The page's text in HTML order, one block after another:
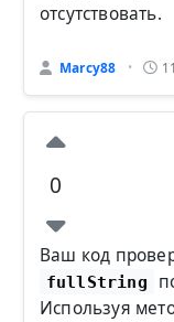
отсутствовать.
Marcy88 •
0
Ваш код
fullString
Используя